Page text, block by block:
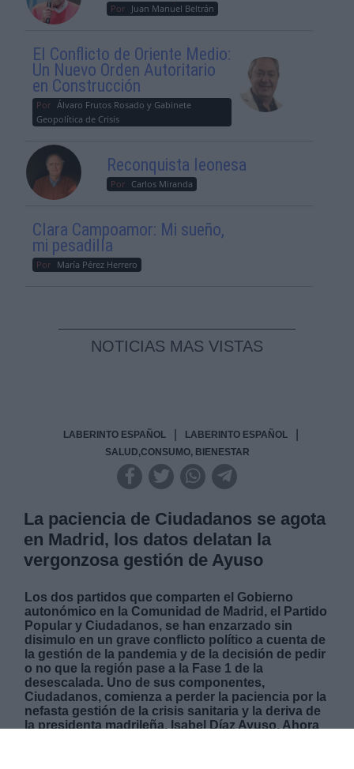
Por Juan Manuel Beltrán
El Conflicto de Oriente Medio:
Un Nuevo Orden Autoritario
en Construcción
Por Álvaro Frutos Rosado y Gabinete
Geopolítica de Crisis
Reconquista leonesa
Por Carlos Miranda
Clara Campoamor: Mi sueño,
mi pesadilla
Por María Pérez Herrero
NOTICIAS MAS VISTAS
LABERINTO ESPAÑOL LABERINTO ESPAÑOL
SALUD,CONSUMO, BIENESTAR
La paciencia de Ciudadanos se agota
en Madrid, los datos delatan la
vergonzosa gestión de Ayuso
Los dos partidos que comparten el Gobierno
autonómico en la Comunidad de Madrid, el Partido
Popular y Ciudadanos, se han enzarzado sin
disimulo en un grave conflicto político a cuenta de
la gestión de la pandemia y de la decisión de pedir
o no que la región pase a la Fase 1 de la
desescalada. Uno de sus componentes,
Ciudadanos, comienza a perder la paciencia por la
nefasta gestión de la crisis sanitaria y la deriva de
la presidenta madrileña, Isabel Díaz Ayuso. Ahora